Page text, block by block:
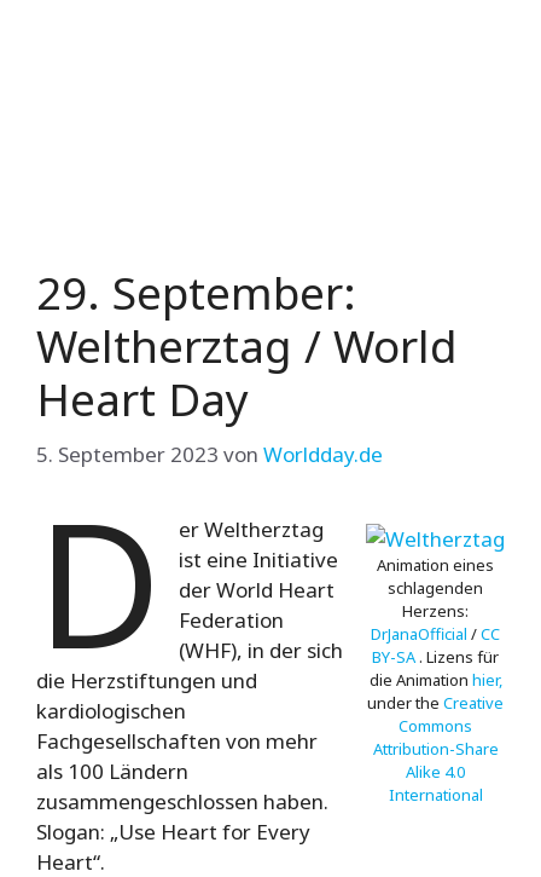
29. September:
Weltherztag / World
Heart Day
5. September 2023 von Worldday.de
Animation eines
schlagenden
Herzens:
DrJanaOfficial /CC
BY-SA. Lizens für
die Animation hier,
under the Creative
Commons
Attribution-Share
Alike 4.0
International
D
er Weltherztag
ist eine Initiative
der World Heart
Federation
(WHF), in der sich
die Herzstiftungen und
kardiologischen
Fachgesellschaften von mehr
als 100 Ländern
zusammengeschlossen haben.
Slogan: „Use Heart for Every
Heart“.